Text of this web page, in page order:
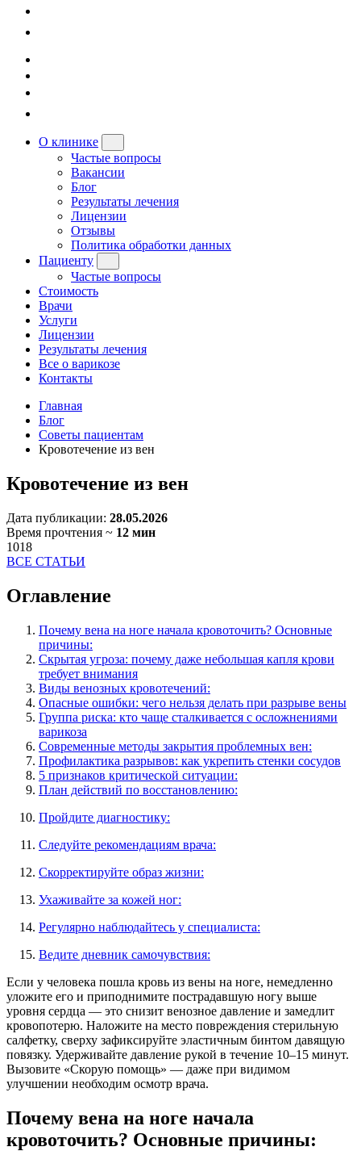
О клинике
Частые вопросы
Вакансии
Блог
Результаты лечения
Лицензии
Отзывы
Политика обработки данных
Пациенту
Частые вопросы
Стоимость
Врачи
Услуги
Лицензии
Результаты лечения
Все о варикозе
Контакты
Главная
Блог
Советы пациентам
Кровотечение из вен
Кровотечение из вен
Дата публикации: 28.05.2026
Время прочтения ~ 12 мин
1018
ВСЕ СТАТЬИ
Оглавление
Почему вена на ноге начала кровоточить? Основные
причины:
Скрытая угроза: почему даже небольшая капля крови
требует внимания
Виды венозных кровотечений:
Опасные ошибки: чего нельзя делать при разрыве вены
Группа риска: кто чаще сталкивается с осложнениями
варикоза
Современные методы закрытия проблемных вен:
Профилактика разрывов: как укрепить стенки сосудов
5 признаков критической ситуации:
План действий по восстановлению:
Пройдите диагностику:
Следуйте рекомендациям врача:
Скорректируйте образ жизни:
Ухаживайте за кожей ног:
Регулярно наблюдайтесь у специалиста:
Ведите дневник самочувствия:
Если у человека пошла кровь из вены на ноге, немедленно
уложите его и приподнимите пострадавшую ногу выше
уровня сердца — это снизит венозное давление и замедлит
кровопотерю. Наложите на место повреждения стерильную
салфетку, сверху зафиксируйте эластичным бинтом давящую
повязку. Удерживайте давление рукой в течение 10–15 минут.
Вызовите «Скорую помощь» — даже при видимом
улучшении необходим осмотр врача.
Почему вена на ноге начала
кровоточить? Основные причины: